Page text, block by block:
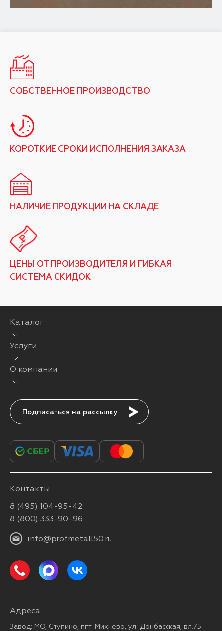
СОБСТВЕННОЕ ПРОИЗВОДСТВО
КОРОТКИЕ СРОКИ ИСПОЛНЕНИЯ ЗАКАЗА
НАЛИЧИЕ ПРОДУКЦИИ НА СКЛАДЕ
ЦЕНЫ ОТ ПРОИЗВОДИТЕЛЯ И ГИБКАЯ
СИСТЕМА СКИДОК
Каталог
Услуги
О компании
Подписаться
Контакты
8 (495) 104-95-42
8 (800) 333-90-96
info@profmetall50.ru
Адреса
Завод: МО, Ступино, пгт. Михнево, ул. Донбасская, вл.75